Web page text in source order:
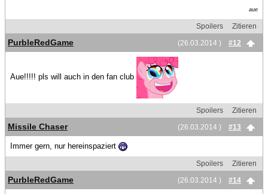
aue
Spoilers
Zitieren
(26.03.2014 )
#12
PurbleRedGame
Aue!!!!! pls will auch in den fan club
Spoilers
Zitieren
(26.03.2014 )
#13
Missile Chaser
Immer gern, nur hereinspaziert
Spoilers
Zitieren
(26.03.2014 )
#14
PurbleRedGame